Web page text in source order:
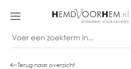
Terug naar overzicht